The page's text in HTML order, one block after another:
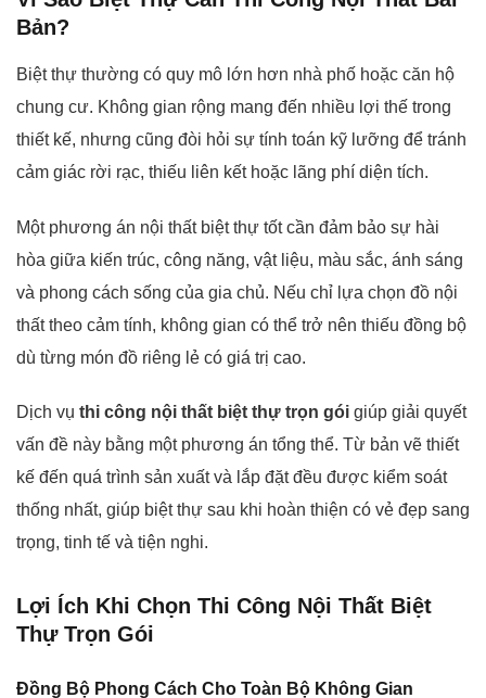
Bản?
Biệt thự thường có quy mô lớn hơn nhà phố hoặc căn hộ
chung cư. Không gian rộng mang đến nhiều lợi thế trong
thiết kế, nhưng cũng đòi hỏi sự tính toán kỹ lưỡng để tránh
cảm giác rời rạc, thiếu liên kết hoặc lãng phí diện tích.
Một phương án nội thất biệt thự tốt cần đảm bảo sự hài
hòa giữa kiến trúc, công năng, vật liệu, màu sắc, ánh sáng
và phong cách sống của gia chủ. Nếu chỉ lựa chọn đồ nội
thất theo cảm tính, không gian có thể trở nên thiếu đồng bộ
dù từng món đồ riêng lẻ có giá trị cao.
Dịch vụ thi công nội thất biệt thự trọn gói giúp giải quyết
vấn đề này bằng một phương án tổng thể. Từ bản vẽ thiết
kế đến quá trình sản xuất và lắp đặt đều được kiểm soát
thống nhất, giúp biệt thự sau khi hoàn thiện có vẻ đẹp sang
trọng, tinh tế và tiện nghi.
Lợi Ích Khi Chọn Thi Công Nội Thất Biệt
Thự Trọn Gói
Đồng Bộ Phong Cách Cho Toàn Bộ Không Gian